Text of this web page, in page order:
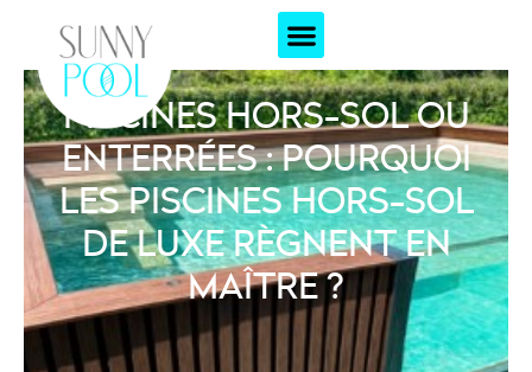
PISCINES HORS-SOL OU
ENTERRÉES : POURQUOI
LES PISCINES HORS-SOL
DE LUXE RÈGNENT EN
MAÎTRE ?